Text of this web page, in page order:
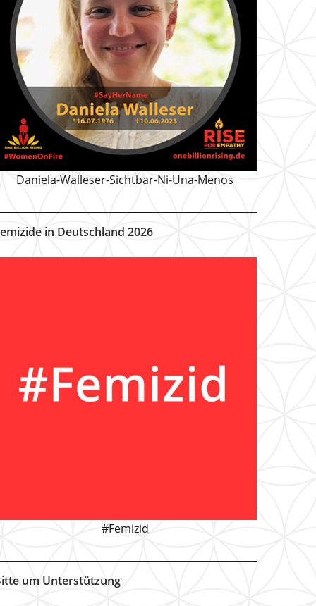
Daniela-Walleser-Sichtbar-Ni-Una-Menos
in Deutschland 2026
#Femizid
um Unterstützung